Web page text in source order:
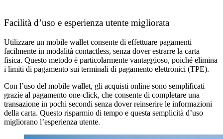
Facilità d’uso e esperienza utente migliorata
Utilizzare un mobile wallet consente di effettuare pagamenti
facilmente in modalità contactless, senza dover estrarre la carta
fisica. Questo metodo è particolarmente vantaggioso, poiché elimina
i limiti di pagamento sui terminali di pagamento elettronici (TPE).
Con l’uso del mobile wallet, gli acquisti online sono semplificati
grazie al pagamento one-click, che consente di completare una
transazione in pochi secondi senza dover reinserire le informazioni
della carta. Questo risparmio di tempo e questa semplicità d’uso
migliorano l’esperienza utente.